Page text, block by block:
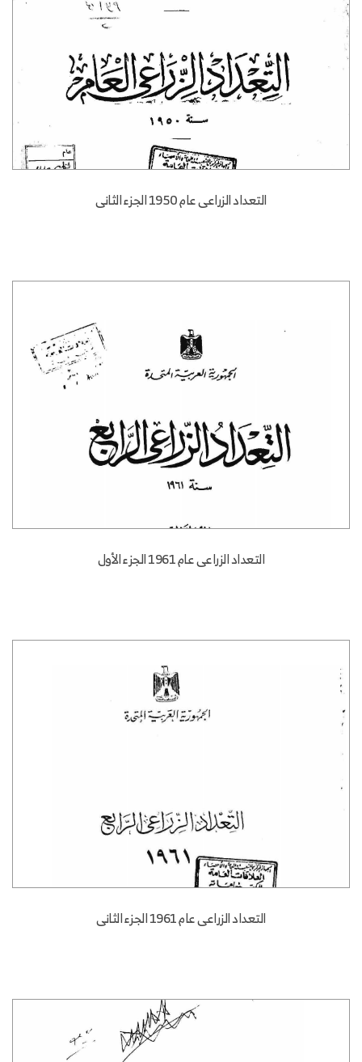
التعداد الزراعى عام 1950 الجزء الثانى
التعداد الزراعى عام 1961 الجزء الأول
التعداد الزراعى عام 1961 الجزء الثانى